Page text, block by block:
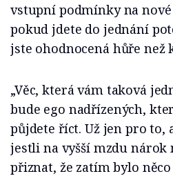
vstupní podmínky na nové
pokud jdete do jednání
jste ohodnocená hůře než
„Věc, která vám taková
bude ego nadřízených,
půjdete říct. Už jen pro to,
jestli na vyšší mzdu nárok
přiznat, že zatím bylo